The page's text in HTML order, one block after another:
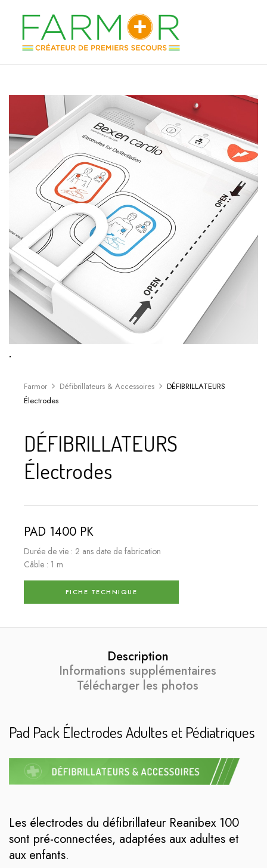
Farmor Défibrillateurs & Accessoires
DÉFIBRILLATEURS
Électrodes
DÉFIBRILLATEURS
Électrodes
PAD 1400 PK
Durée de vie : 2 ans date de fabrication
Câble : 1 m
FICHE TECHNIQUE
Description
Informations supplémentaires
Télécharger les photos
Pad Pack Électrodes Adultes et Pédiatriques
Les électrodes du défibrillateur Reanibex 100
sont pré-connectées, adaptées aux adultes et
aux enfants.